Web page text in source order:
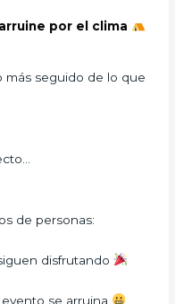
por el clima
más seguido de lo que
de personas:
disfrutando
se arruina